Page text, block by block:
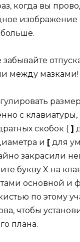
когда вы
изображение
между мазками!
с
скобок ( ]
и [ для
закрасили
букву X на
основной и
по этому
чтобы
плана.